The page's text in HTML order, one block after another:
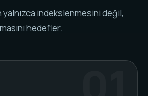
yalnızca indekslenmesini değil,
hedefler.